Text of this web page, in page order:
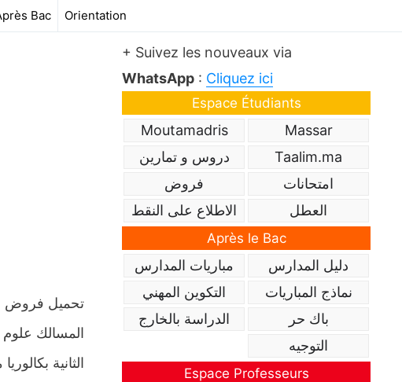
Bac Orientation
المسالك علوم
الثانية
+ Suivez les nouveaux via
WhatsApp : Cliquez ici
Espace Étudiants
Massar
Moutamadris
Taalim.ma
دروس و تمارين
امتحانات
فروض
العطل
الاطلاع على النقط
Après le Bac
دليل المدارس
مباريات المدارس
نماذج المباريات
التكوين المهني
باك حر
الدراسة بالخارج
التوجيه
Espace Professeurs